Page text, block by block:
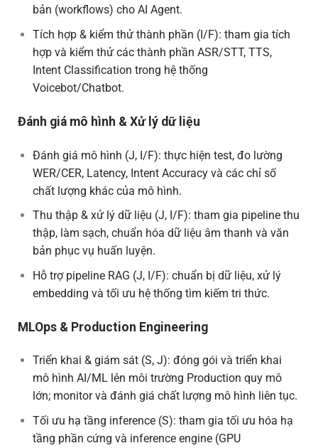
bản (workflows) cho AI Agent.
Tích hợp & kiểm thử thành phần (I/F): tham gia tích
hợp và kiểm thử các thành phần ASR/STT, TTS,
Intent Classification trong hệ thống
Voicebot/Chatbot.
Đánh giá mô hình & Xử lý dữ liệu
Đánh giá mô hình (J, I/F): thực hiện test, đo lường
WER/CER, Latency, Intent Accuracy và các chỉ số
chất lượng khác của mô hình.
Thu thập & xử lý dữ liệu (J, I/F): tham gia pipeline thu
thập, làm sạch, chuẩn hóa dữ liệu âm thanh và văn
bản phục vụ huấn luyện.
Hỗ trợ pipeline RAG (J, I/F): chuẩn bị dữ liệu, xử lý
embedding và tối ưu hệ thống tìm kiếm tri thức.
MLOps & Production Engineering
Triển khai & giám sát (S, J): đóng gói và triển khai
mô hình AI/ML lên môi trường Production quy mô
lớn; monitor và đánh giá chất lượng mô hình liên tục.
Tối ưu hạ tầng inference (S): tham gia tối ưu hóa hạ
tầng phần cứng và inference engine (GPU